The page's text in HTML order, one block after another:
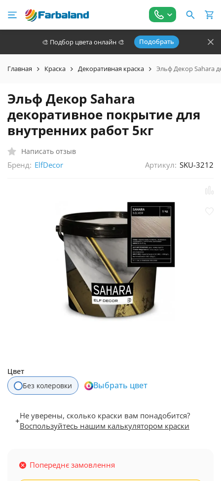
🎨 Подбор цвета онлайн 🎨 Подобрать
Главная Краска Декоративная краска Эльф Декор Sahara
Эльф Декор Sahara
декоративное покрытие для
внутренних работ 5кг
Написать отзыв
Бренд: ElfDecor Артикул: SKU-3212
Цвет
Без колеровки
Выбрать цвет
+Не уверены, сколько краски вам понадобится?
Воспользуйтесь нашим калькулятором краски
Попереднє замовлення